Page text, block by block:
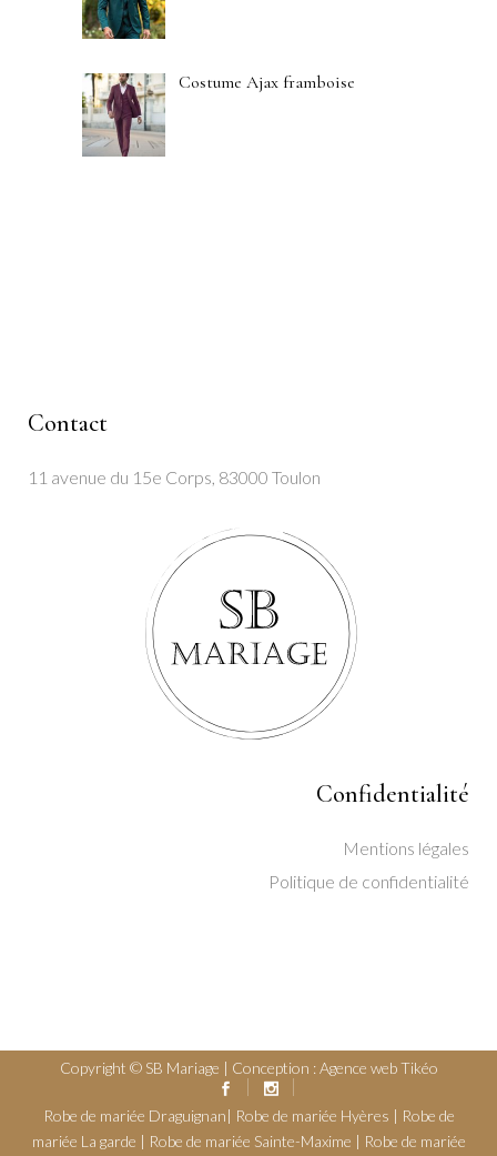
Costume Ajax framboise
Contact
11 avenue du 15e Corps, 83000 Toulon
Confidentialité
Mentions légales
Politique de confidentialité
Copyright © SB Mariage | Conception :Agence web Tikéo
Robe de mariée Draguignan| Robe de mariée Hyères | Robe de
mariée La garde | Robe de mariée Sainte-Maxime | Robe de mariée